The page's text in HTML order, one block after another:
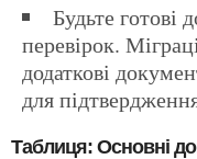
Будьте готові до можливих інтерв’ю та
перевірок.
додаткові
для
Таблиця: Основні документи для подання заявки